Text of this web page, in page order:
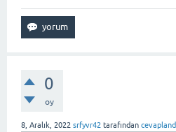
0
oy
8, Aralık, 2022 srfyvr42 tarafından